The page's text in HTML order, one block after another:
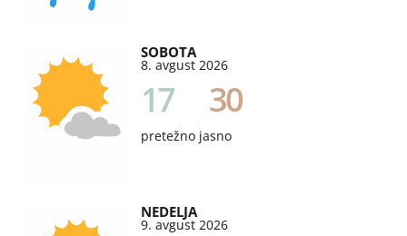
SOBOTA
8. avgust 2026
17 30
pretežno jasno
NEDELJA
9. avgust 2026